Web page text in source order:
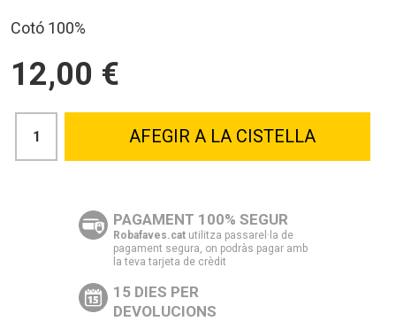
Cotó 100%
12,00 €
AFEGIR A LA CISTELLA
PAGAMENT 100% SEGUR
Robafaves.cat utilitza passarel·la de
pagament segura, on podràs pagar amb
la teva tarjeta de crèdit
15 DIES PER
DEVOLUCIONS